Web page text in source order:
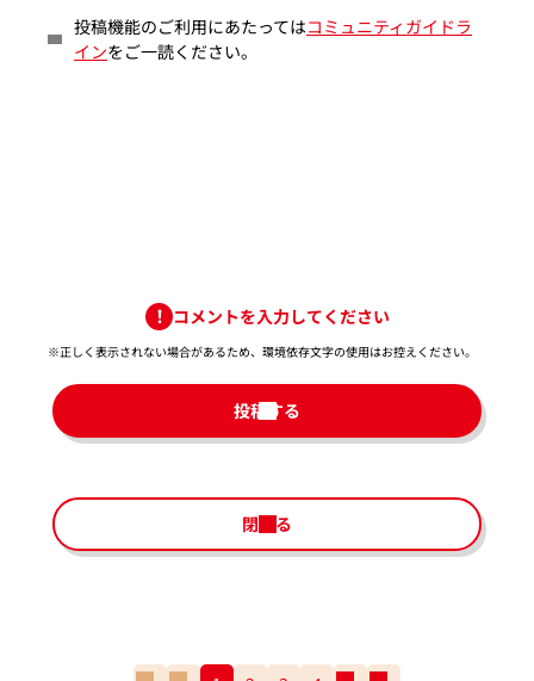
投稿機能のご利用にあたってはコミュニティガイドラ
インをご一読ください。
コメントを入力してください
※正しく表示されない場合があるため、環境依存文字の使用はお控えください。​
投稿する
閉じる